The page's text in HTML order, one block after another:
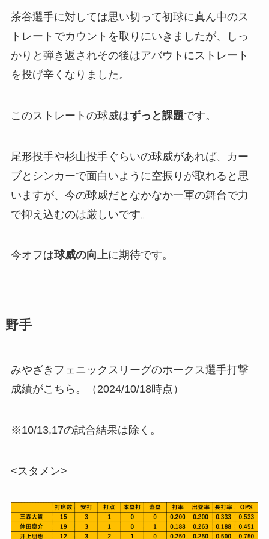
茶谷選手に対しては思い切って初球に真ん中のス
トレートでカウントを取りにいきましたが、しっ
かりと弾き返されその後はアバウトにストレート
を投げ辛くなりました。
このストレートの球威はずっと課題です。
尾形投手や杉山投手ぐらいの球威があれば、カー
ブとシンカーで面白いように空振りが取れると思
いますが、今の球威だとなかなか一軍の舞台で力
で抑え込むのは厳しいです。
今オフは球威の向上に期待です。
野手
みやざきフェニックスリーグのホークス選手打撃
成績がこちら。（2024/10/18時点）
※10/13,17の試合結果は除く。
<スタメン>